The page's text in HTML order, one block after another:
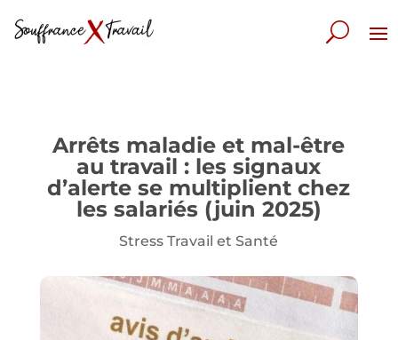
Arrêts maladie et mal-être
au travail : les signaux
d’alerte se multiplient chez
les salariés (juin 2025)
Stress Travail et Santé